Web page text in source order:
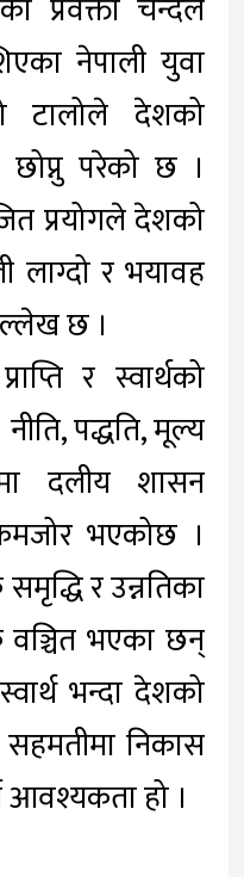
प्रवक्ता चन्दले
नेपाली युवा
टालोले देशको
छोप्नु परेको छ ।
प्रयोगले देशको
लाग्दो र भयावह
छ ।
र स्वार्थको
पद्धति, मूल्य
दलीय शासन
भएकोछ ।
र उन्नतिका
भएका छन्
भन्दा देशको
सहमतीमा निकास
आवश्यकता हो ।